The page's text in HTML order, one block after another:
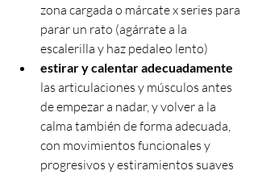
zona cargada o márcate x series para
parar un rato (agárrate a la
escalerilla y haz pedaleo lento)
estirar y calentar adecuadamente
las articulaciones y músculos antes
de empezar a nadar, y volver a la
calma también de forma adecuada,
con movimientos funcionales y
progresivos y estiramientos suaves